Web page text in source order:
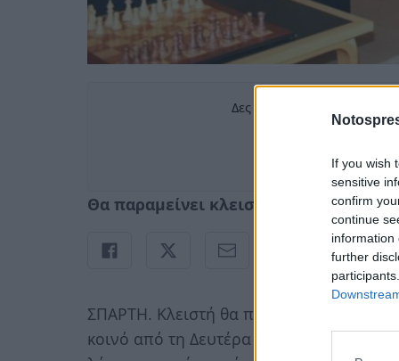
If you wish
sensitive
confirm
continue
information
further
Δες περισσότερα άρθρα
Θα παραμείνει κλειστή για 4 ημέρες
ΣΠΑΡΤΗ. Κλειστή θα παραμείνει η
κοινό από τη Δευτέρα 18 Αυγούστου